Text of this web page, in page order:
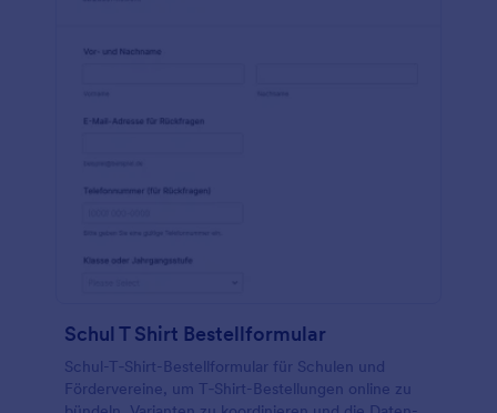
Schul T Shirt Bestellformular
Schul-T‑Shirt-Bestellformular für Schulen und
Fördervereine, um T‑Shirt-Bestellungen online zu